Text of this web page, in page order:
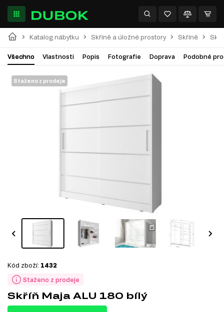
Katalog nábytku Skříně a úložné prostory Skříně
Všechno Vlastnosti Popis Fotografie Doprava Podobné
Staženo z prodeje
Staženo z prodeje
Kód zboží: 1432
Skříň Maja ALU 180 bílý